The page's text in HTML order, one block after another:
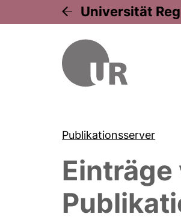
Universität
Publikationsserver
Einträge